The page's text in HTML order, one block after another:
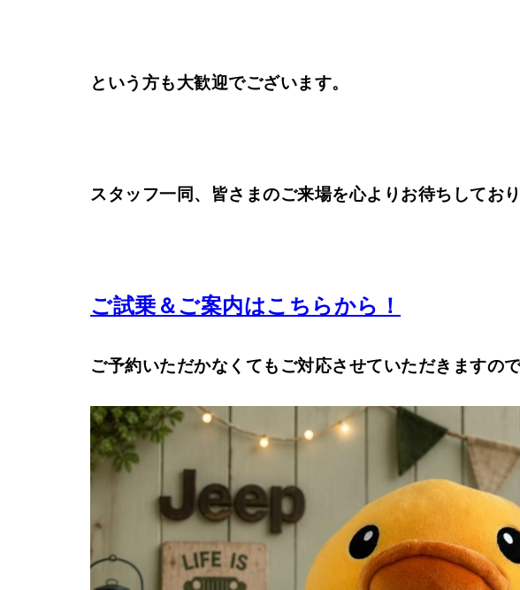
という方も大歓迎でございます。
スタッフ一同、皆さまのご来場を心よりお待ちしており
ご試乗＆ご案内はこちらから！
ご予約いただかなくてもご対応させていただきますの